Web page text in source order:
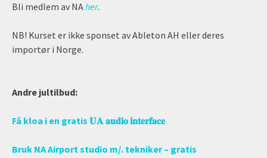
Bli medlem av NAher.
NB! Kurset er ikke sponset av Ableton AH eller deres
importør i Norge.
Andre jultilbud:
Få kloa i en gratis 𝐔𝐀 𝐚𝐮𝐝𝐢𝐨 𝐢𝐧𝐭𝐞𝐫𝐟𝐚𝐜𝐞
Bruk NA Airport studio m/. tekniker – gratis